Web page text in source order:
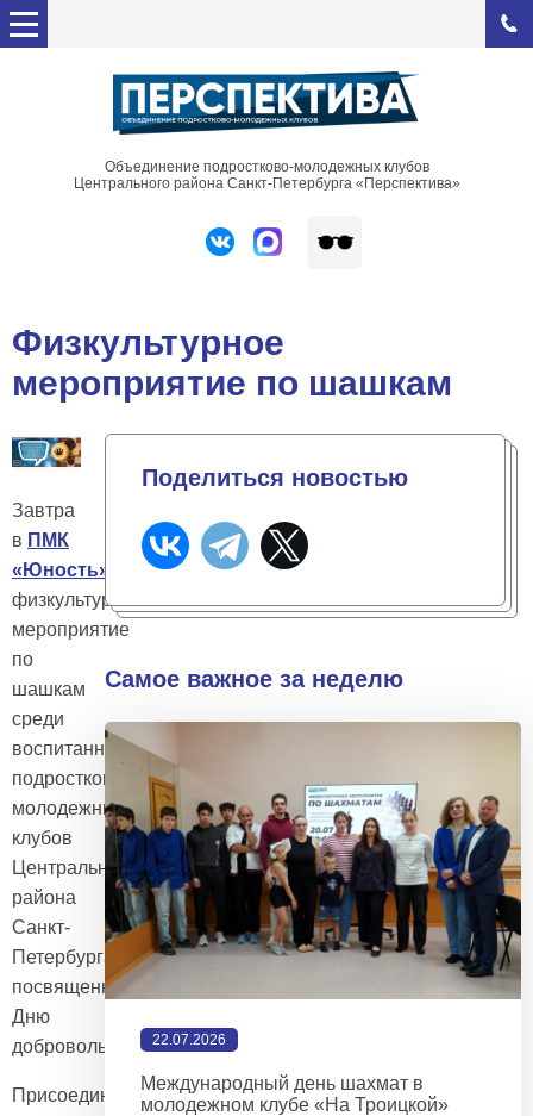
Объединение подростково-молодежных клубов
Центрального района Санкт-Петербурга «Перспектива»
Физкультурное
мероприятие по шашкам
Завтра
в ПМК
«Юность»
пройдёт
физкультурное
мероприятие
по
шашкам
среди
воспитанников
подростково-
молодежных
клубов
Центрального
района
Санкт-
Петербурга,
посвященное
Дню
добровольца
Присоединяйтесь!
Поделиться новостью
Самое важное за неделю
22.07.2026
Международный день шахмат в
молодежном клубе «На Троицкой»